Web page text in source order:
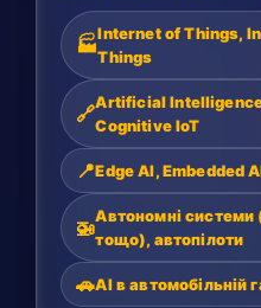
🏭Internet of Things,
Things
🔗Artificial
Cognitive IoT
📍Edge AI, Embedded
🚁Автономні системи
тощо), автопілоти
🚗AI в автомобільній